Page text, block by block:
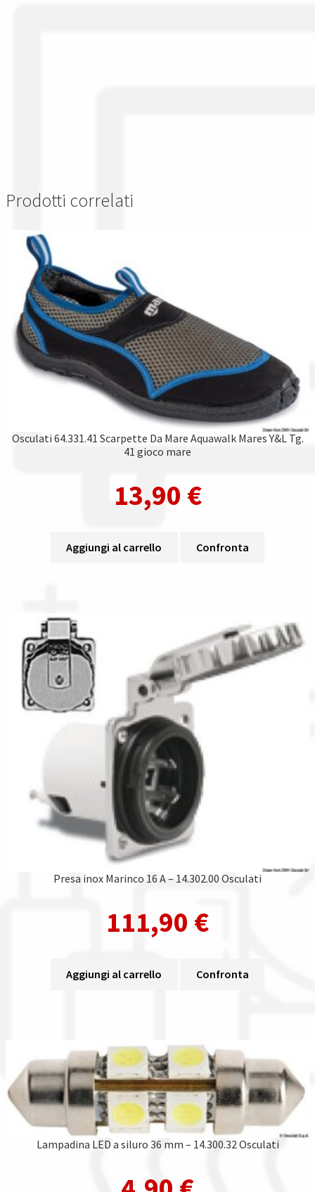
Prodotti correlati
Osculati 64.331.41 Scarpette Da Mare Aquawalk Mares Y&L Tg.
41 gioco mare
13,90 €
Aggiungi al carrello Confronta
Presa inox Marinco 16 A – 14.302.00 Osculati
111,90 €
Aggiungi al carrello Confronta
Lampadina LED a siluro 36 mm – 14.300.32 Osculati